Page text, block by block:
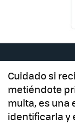
Cuidado si
metiéndote
multa, es una
identificarla y